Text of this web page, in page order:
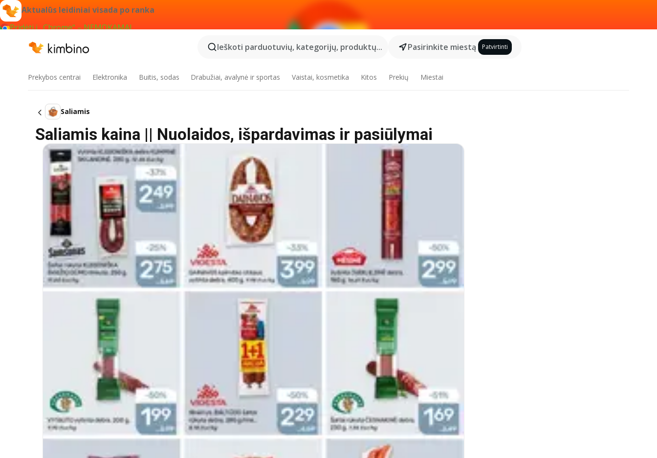
Aktualūs leidiniai visada po ranka
Pridėti į „Chrome“ – NEMOKAMAI
Ieškoti parduotuvių, kategorijų, produktų...
Pasirinkite miestą Patvirtinti
Prekybos centrai Elektronika Buitis, sodas Drabužiai, avalynė ir sportas Vaistai, kosmetika Kitos Prekių Miestai
Saliamis
Saliamis kaina || Nuolaidos, išpardavimas ir pasiūlymai